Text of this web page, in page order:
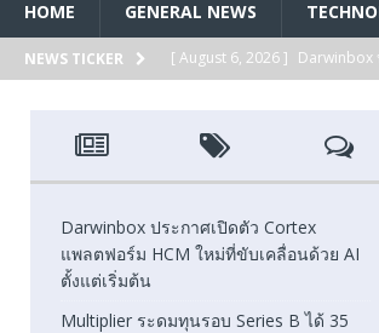
HOME GENERAL NEWS
NEWS TICKER [ August 6, 2026 ] Darwinbox
FEATURED
[ August 6, 2026 ] Xsolla,
FEATURED
[ August 5, 2026 ] Kioxia จัดแ
Kioxia ปร
Darwinbox ประกาศเปิดตัว Cortex
แพลตฟอร์ม HCM ใหม่ที่ขับเคลื่อนด้วย AI
ตั้งแต่เริ่มต้น
Multiplier ระดมทุนรอบ Series B ได้ 35